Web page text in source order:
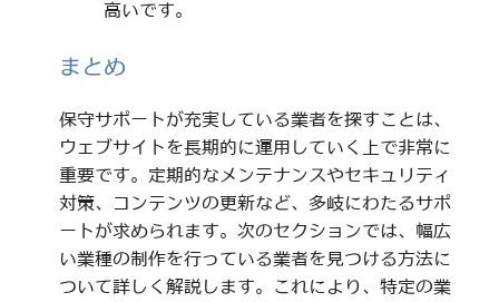
高いです。
まとめ
保守サポートが充実している業者を探すことは、
ウェブサイトを長期的に運用していく上で非常に
重要です。定期的なメンテナンスやセキュリティ
対策、コンテンツの更新など、多岐にわたるサポ
ートが求められます。次のセクションでは、幅広
い業種の制作を行っている業者を見つける方法に
ついて詳しく解説します。これにより、特定の業